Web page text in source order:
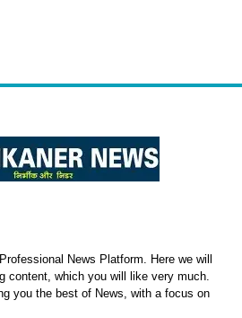
News Platform. Here we will
content, which you will like very much.
you the best of News, with a focus on